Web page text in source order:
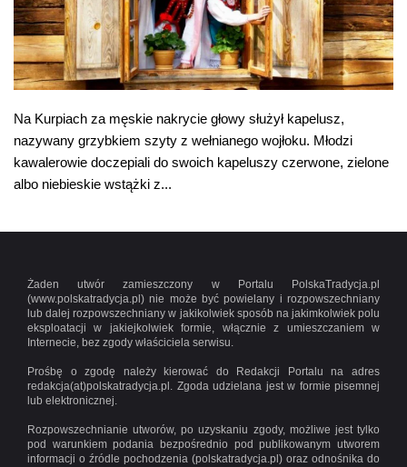
Na Kurpiach za męskie nakrycie głowy służył kapelusz,
nazywany grzybkiem szyty z wełnianego wojłoku. Młodzi
kawalerowie doczepiali do swoich kapeluszy czerwone, zielone
albo niebieskie wstążki z...
Żaden utwór zamieszczony w Portalu PolskaTradycja.pl
(www.polskatradycja.pl) nie może być powielany i rozpowszechniany
lub dalej rozpowszechniany w jakikolwiek sposób na jakimkolwiek polu
eksploatacji w jakiejkolwiek formie, włącznie z umieszczaniem w
Internecie, bez zgody właściciela serwisu.
Prośbę o zgodę należy kierować do Redakcji Portalu na adres
redakcja(at)polskatradycja.pl. Zgoda udzielana jest w formie pisemnej
lub elektronicznej.
Rozpowszechnianie utworów, po uzyskaniu zgody, możliwe jest tylko
pod warunkiem podania bezpośrednio pod publikowanym utworem
informacji o źródle pochodzenia (polskatradycja.pl) oraz odnośnika do